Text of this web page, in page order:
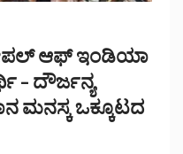
ಪೀಪಲ್ ಆಫ್ ಇಂಡಿಯಾ
– ದೌರ್ಜನ್ಯ
ಮನಸ್ಕ ಒಕ್ಕೂಟದ